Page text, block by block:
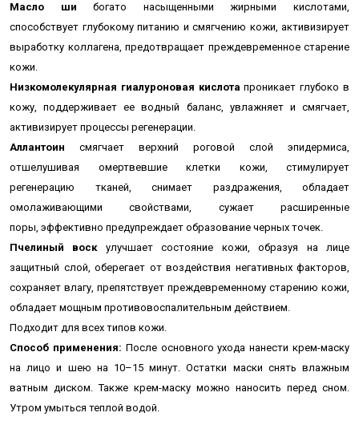
Масло ши богато насыщенными жирными кислотами,
способствует глубокому питанию и смягчению кожи, активизирует
выработку коллагена, предотвращает преждевременное старение
кожи.
Низкомолекулярная гиалуроновая кислота проникает глубоко в
кожу, поддерживает ее водный баланс, увлажняет и смягчает,
активизирует процессы регенерации.
Аллантоин смягчает верхний роговой слой эпидермиса,
отшелушивая омертвевшие клетки кожи, стимулирует
регенерацию тканей, снимает раздражения, обладает
омолаживающими свойствами, сужает расширенные
поры, эффективно предупреждает образование черных точек.
Пчелиный воскулучшает состояние кожи, образуя на лице
защитный слой, оберегает от воздействия негативных факторов,
сохраняет влагу, препятствует преждевременному старению кожи,
обладает мощным противовоспалительным действием.
Подходит для всех типов кожи.
Способ применения: После основного ухода нанести крем-маску
на лицо и шею на 10–15 минут. Остатки маски снять влажным
ватным диском. Также крем-маску можно наносить перед сном.
Утром умыться теплой водой.